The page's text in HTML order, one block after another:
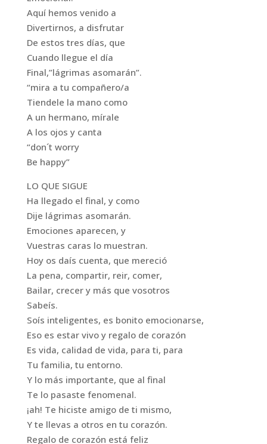
Aquí hemos venido a
Divertirnos, a disfrutar
De estos tres días, que
Cuando llegue el día
Final,”lágrimas asomarán”.
“mira a tu compañero/a
Tiendele la mano como
A un hermano, mírale
A los ojos y canta
“don´t worry
Be happy”
LO QUE SIGUE
Ha llegado el final, y como
Dije lágrimas asomarán.
Emociones aparecen, y
Vuestras caras lo muestran.
Hoy os daís cuenta, que mereció
La pena, compartir, reir, comer,
Bailar, crecer y más que vosotros
Sabeís.
Soís inteligentes, es bonito emocionarse,
Eso es estar vivo y regalo de corazón
Es vida, calidad de vida, para ti, para
Tu familia, tu entorno.
Y lo más importante, que al final
Te lo pasaste fenomenal.
¡ah! Te hiciste amigo de ti mismo,
Y te llevas a otros en tu corazón.
Regalo de corazón está feliz